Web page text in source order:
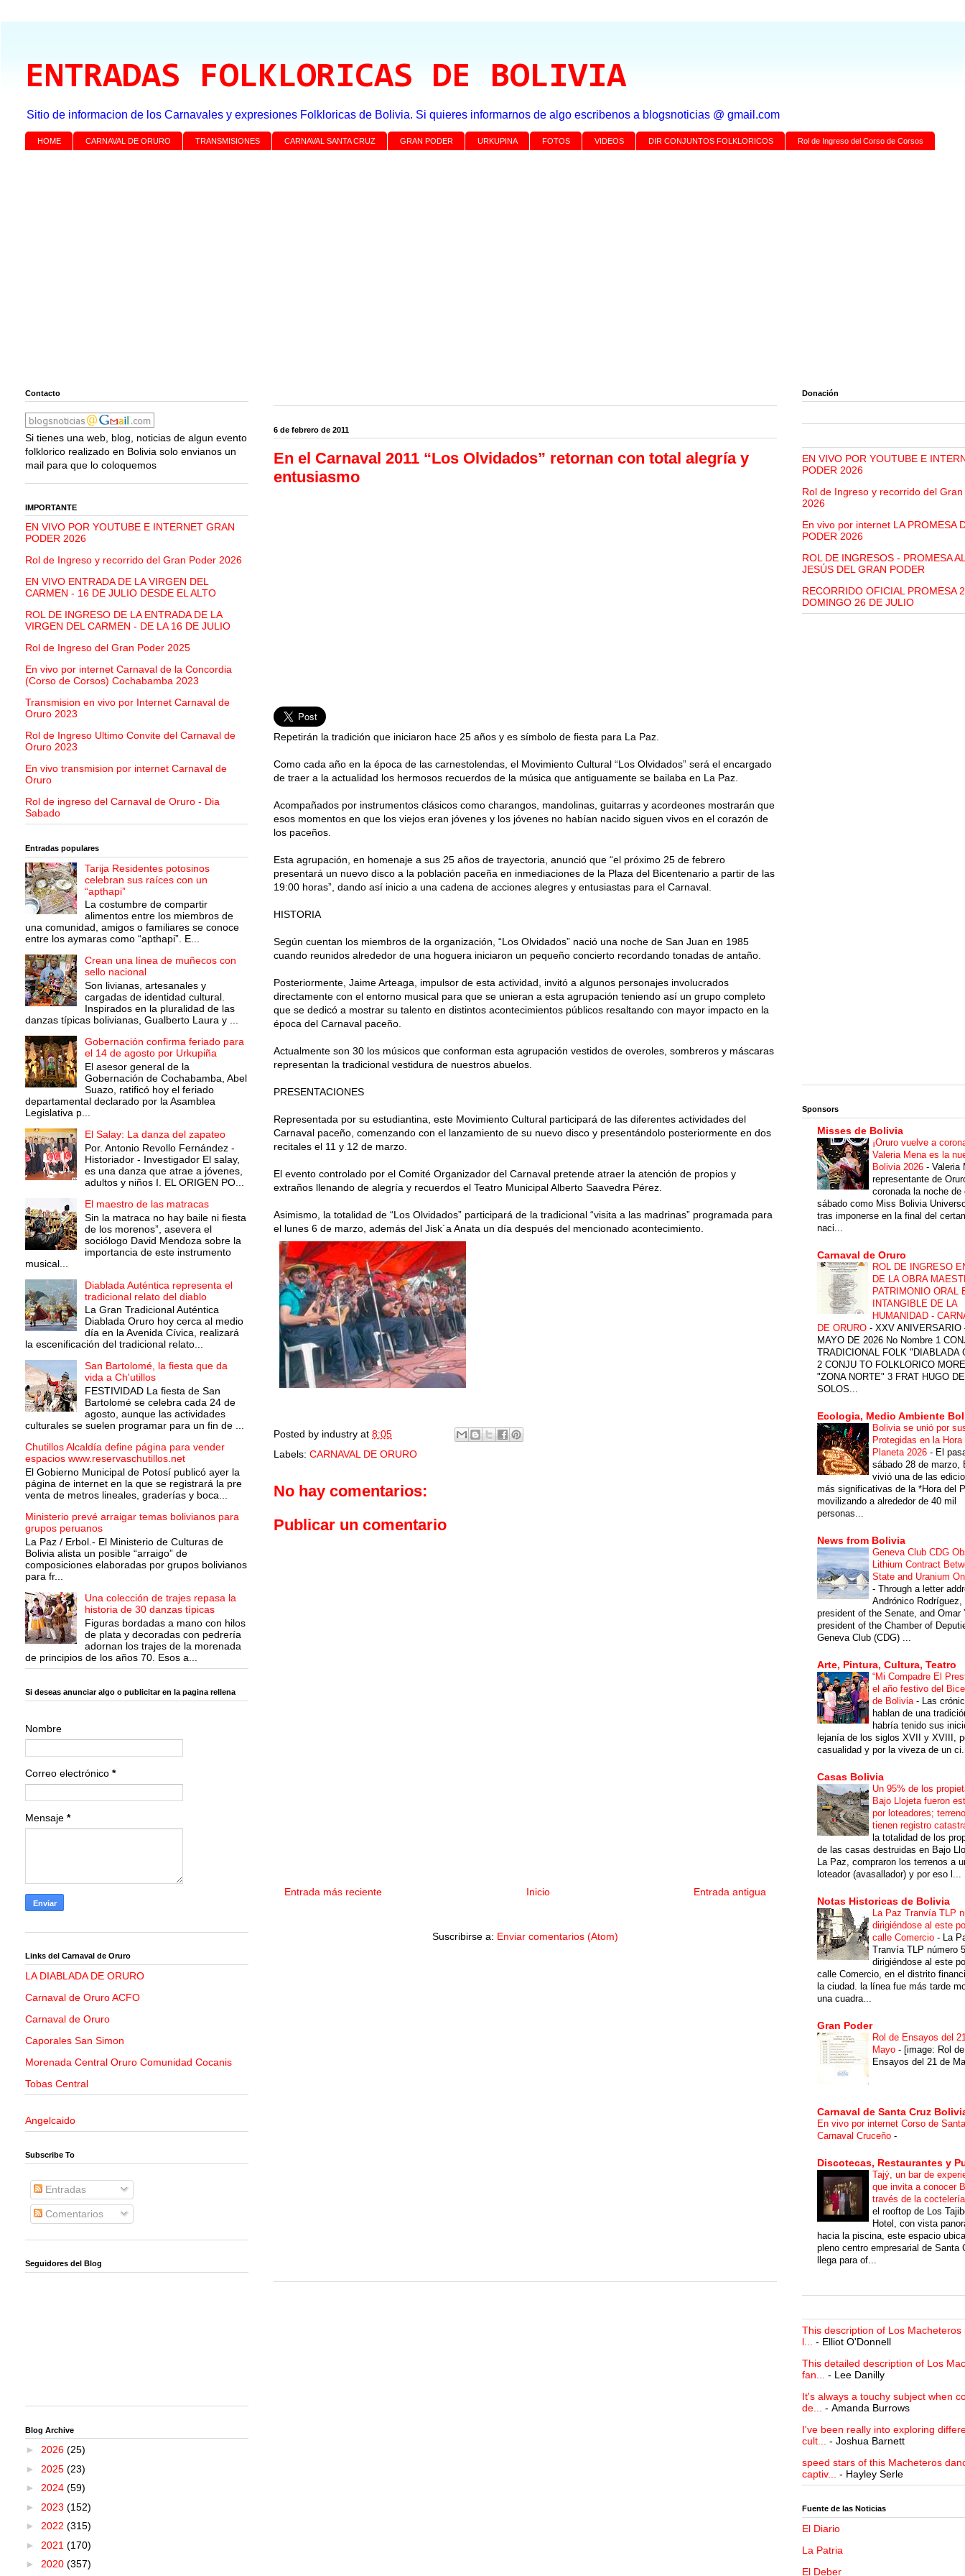
ENTRADAS FOLKLORICAS DE BOLIVIA
Sitio de informacion de los Carnavales y expresiones Folkloricas de Bolivia. Si quieres informarnos de algo escribenos a blogsnoticias @ gmail.com
HOME CARNAVAL DE ORURO TRANSMISIONES CARNAVAL SANTA CRUZ GRAN PODER URKUPINA FOTOS VIDEOS DIR CONJUNTOS FOLKLORICOS Rol de Ingreso del Corso de Corsos
6 de febrero de 2011
En el Carnaval 2011 “Los Olvidados” retornan con total alegría y
entusiasmo
Repetirán la tradición que iniciaron hace 25 años y es símbolo de fiesta para La Paz.
Como cada año en la época de las carnestolendas, el Movimiento Cultural “Los Olvidados” será el encargado
de traer a la actualidad los hermosos recuerdos de la música que antiguamente se bailaba en La Paz.
Acompañados por instrumentos clásicos como charangos, mandolinas, guitarras y acordeones mostrarán que
esos momentos en que los viejos eran jóvenes y los jóvenes no habían nacido siguen vivos en el corazón de
los paceños.
Esta agrupación, en homenaje a sus 25 años de trayectoria, anunció que “el próximo 25 de febrero
presentará un nuevo disco a la población paceña en inmediaciones de la Plaza del Bicentenario a partir de las
19:00 horas”, dando así inicio a una cadena de acciones alegres y entusiastas para el Carnaval.
HISTORIA
Según cuentan los miembros de la organización, “Los Olvidados” nació una noche de San Juan en 1985
cuando reunidos alrededor de una hoguera iniciaron un pequeño concierto recordando tonadas de antaño.
Posteriormente, Jaime Arteaga, impulsor de esta actividad, invitó a algunos personajes involucrados
directamente con el entorno musical para que se unieran a esta agrupación teniendo así un grupo completo
que se dedicó a mostrar su talento en distintos acontecimientos públicos resaltando con mayor impacto en la
época del Carnaval paceño.
Actualmente son 30 los músicos que conforman esta agrupación vestidos de overoles, sombreros y máscaras
representan la tradicional vestidura de nuestros abuelos.
PRESENTACIONES
Representada por su estudiantina, este Movimiento Cultural participará de las diferentes actividades del
Carnaval paceño, comenzando con el lanzamiento de su nuevo disco y presentándolo posteriormente en dos
recitales el 11 y 12 de marzo.
El evento controlado por el Comité Organizador del Carnaval pretende atraer la atención de propios y
extraños llenando de alegría y recuerdos el Teatro Municipal Alberto Saavedra Pérez.
Asimismo, la totalidad de “Los Olvidados” participará de la tradicional “visita a las madrinas” programada para
el lunes 6 de marzo, además del Jisk´a Anata un día después del mencionado acontecimiento.
Posted by industry at 8:05
Labels: CARNAVAL DE ORURO
No hay comentarios:
Publicar un comentario
Entrada más reciente Entrada antigua
Inicio
Suscribirse a: Enviar comentarios (Atom)
Contacto
Si tienes una web, blog, noticias de algun evento
folklorico realizado en Bolivia solo envianos un
mail para que lo coloquemos
IMPORTANTE
EN VIVO POR YOUTUBE E INTERNET GRAN
PODER 2026
Rol de Ingreso y recorrido del Gran Poder 2026
EN VIVO ENTRADA DE LA VIRGEN DEL
CARMEN - 16 DE JULIO DESDE EL ALTO
ROL DE INGRESO DE LA ENTRADA DE LA
VIRGEN DEL CARMEN - DE LA 16 DE JULIO
Rol de Ingreso del Gran Poder 2025
En vivo por internet Carnaval de la Concordia
(Corso de Corsos) Cochabamba 2023
Transmision en vivo por Internet Carnaval de
Oruro 2023
Rol de Ingreso Ultimo Convite del Carnaval de
Oruro 2023
En vivo transmision por internet Carnaval de
Oruro
Rol de ingreso del Carnaval de Oruro - Dia
Sabado
Entradas populares
Tarija Residentes potosinos
celebran sus raíces con un
“apthapi”
La costumbre de compartir
alimentos entre los miembros de
una comunidad, amigos o familiares se conoce
entre los aymaras como “apthapi”. E...
Crean una línea de muñecos con
sello nacional
Son livianas, artesanales y
cargadas de identidad cultural.
Inspirados en la pluralidad de las
danzas típicas bolivianas, Gualberto Laura y ...
Gobernación confirma feriado para
el 14 de agosto por Urkupiña
El asesor general de la
Gobernación de Cochabamba, Abel
Suazo, ratificó hoy el feriado
departamental declarado por la Asamblea
Legislativa p...
El Salay: La danza del zapateo
Por. Antonio Revollo Fernández -
Historiador - Investigador El salay,
es una danza que atrae a jóvenes,
adultos y niños I. EL ORIGEN PO...
El maestro de las matracas
Sin la matraca no hay baile ni fiesta
de los morenos”, asevera el
sociólogo David Mendoza sobre la
importancia de este instrumento
musical...
Diablada Auténtica representa el
tradicional relato del diablo
La Gran Tradicional Auténtica
Diablada Oruro hoy cerca al medio
día en la Avenida Cívica, realizará
la escenificación del tradicional relato...
San Bartolomé, la fiesta que da
vida a Ch'utillos
FESTIVIDAD La fiesta de San
Bartolomé se celebra cada 24 de
agosto, aunque las actividades
culturales se suelen programar para un fin de ...
Chutillos Alcaldía define página para vender
espacios www.reservaschutillos.net
El Gobierno Municipal de Potosí publicó ayer la
página de internet en la que se registrará la pre
venta de metros lineales, graderías y boca...
Ministerio prevé arraigar temas bolivianos para
grupos peruanos
La Paz / Erbol.- El Ministerio de Culturas de
Bolivia alista un posible “arraigo” de
composiciones elaboradas por grupos bolivianos
para fr...
Una colección de trajes repasa la
historia de 30 danzas típicas
Figuras bordadas a mano con hilos
de plata y decoradas con pedrería
adornan los trajes de la morenada
de principios de los años 70. Esos a...
Si deseas anunciar algo o publicitar en la pagina rellena
Nombre
Correo electrónico *
Mensaje *
Links del Carnaval de Oruro
LA DIABLADA DE ORURO
Carnaval de Oruro ACFO
Carnaval de Oruro
Caporales San Simon
Morenada Central Oruro Comunidad Cocanis
Tobas Central
Angelcaido
Subscribe To
Entradas
Comentarios
Seguidores del Blog
Blog Archive
► 2026 (25)
► 2025 (23)
► 2024 (59)
► 2023 (152)
► 2022 (315)
► 2021 (170)
► 2020 (357)
Donación
EN VIVO POR YOUTUBE E
PODER 2026
Rol de Ingreso y recorrido del
2026
En vivo por internet LA PROMESA
PODER 2026
ROL DE INGRESOS - PROMESA
JESÚS DEL GRAN PODER
RECORRIDO OFICIAL PROMESA
DOMINGO 26 DE JULIO
Sponsors
Misses de Bolivia
¡Oruro vuelve a
Valeria Mena es la
Bolivia 2026 - Valeria
representante de
coronada la noche de
sábado como Miss Bolivia
tras imponerse en la final del
naci...
Carnaval de Oruro
ROL DE INGRESO
DE LA OBRA
PATRIMONIO ORAL
INTANGIBLE DE LA
HUMANIDAD -
DE ORURO - XXV ANIVERSARIO
MAYO DE 2026 No Nombre 1
TRADICIONAL FOLK "DIABLADA
2 CONJU TO FOLKLORICO
"ZONA NORTE" 3 FRAT HUGO
SOLOS...
Ecologia, Medio Ambiente
Bolivia se unió por
Protegidas en la Hora
Planeta 2026 - El
sábado 28 de marzo,
vivió una de las
más significativas de la *Hora del
movilizando a alrededor de 40 mil
personas...
News from Bolivia
Geneva Club CDG
Lithium Contract
State and Uranium
- Through a letter
Andrónico Rodríguez,
president of the Senate, and Omar
president of the Chamber of
Geneva Club (CDG) ...
Arte, Pintura, Cultura, Teatro
“Mi Compadre El
el año festivo del
de Bolivia - Las
hablan de una
habría tenido sus
lejanía de los siglos XVII y XVIII,
casualidad y por la viveza de un
Casas Bolivia
Un 95% de los
Bajo Llojeta fueron
por loteadores;
tienen registro
la totalidad de los
de las casas destruidas en Bajo
La Paz, compraron los terrenos a
loteador (avasallador) y por eso l...
Notas Historicas de Bolivia
La Paz Tranvía TLP
dirigiéndose al este
calle Comercio - La
Tranvía TLP número 5
dirigiéndose al este
calle Comercio, en el distrito
la ciudad. la línea fue más tarde
una cuadra...
Gran Poder
Rol de Ensayos del
Mayo - [image: Rol de
Ensayos del 21 de
Carnaval de Santa Cruz
En vivo por internet Corso de
Carnaval Cruceño -
Discotecas, Restaurantes y
Tajý, un bar de
que invita a conocer
través de la
el rooftop de Los
Hotel, con vista
hacia la piscina, este espacio
pleno centro empresarial de Santa
llega para of...
This description of Los Macheteros
l...
- Elliot O'Donnell
This detailed description of Los
fan...
- Lee Danilly
It's always a touchy subject when
de...
- Amanda Burrows
I've been really into exploring
cult...
- Joshua Barnett
speed stars of this Macheteros
captiv...
- Hayley Serle
Fuente de las Noticias
El Diario
La Patria
El Deber